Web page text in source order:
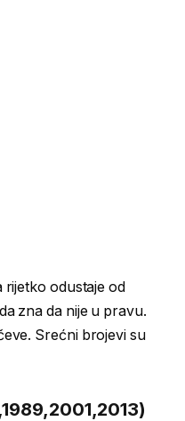
rijetko odustaje od
zna da nije u pravu.
Srećni brojevi su